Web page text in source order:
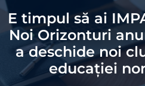
E timpul să ai
Noi Orizonturi
a deschide noi
educației